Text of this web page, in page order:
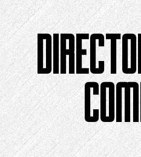
Sari
la
conținut